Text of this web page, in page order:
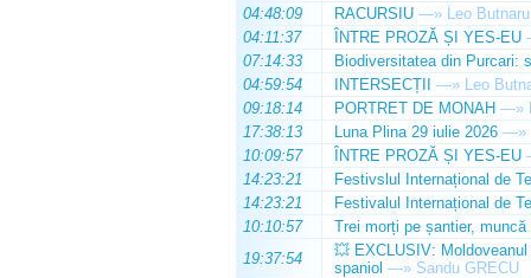
04:48:09
RACURSIU —» Leo Butnaru
04:11:37
ÎNTRE PROZĂ ȘI YES-EU
07:14:33
Biodiversitatea din Purcari:
04:59:54
INTERSECȚII —» Leo
09:18:14
PORTRET DE MONAH —»
17:38:13
Luna Plina 29 iulie 2026 —»
10:09:57
ÎNTRE PROZĂ ȘI YES-EU
14:23:21
Festivslul Internațional de
14:23:21
Festivalul Internațional de
10:10:57
Trei morți pe șantier, muncă
19:37:54
💥 EXCLUSIV:
spaniol —» Sandu GRECU